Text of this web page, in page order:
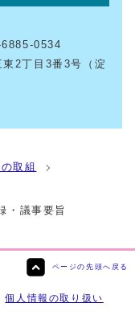
0534
2丁目3番3号（淀
取組
・議事要旨
ページの先頭へ戻る
個人情報の取り扱い